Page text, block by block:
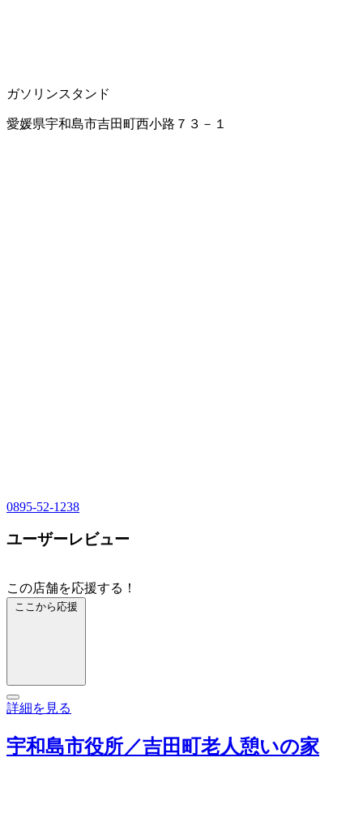
ガソリンスタンド
愛媛県宇和島市吉田町西小路７３－１
0895-52-1238
ユーザーレビュー
この店舗を応援する！
ここから応援
詳細を見る
宇和島市役所／吉田町老人憩いの家